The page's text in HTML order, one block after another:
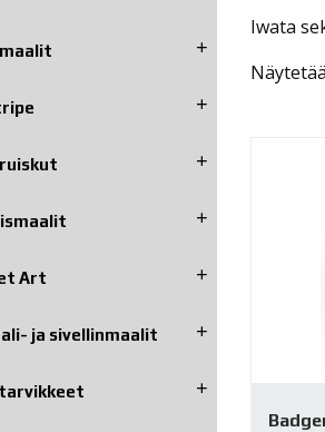
Art
ja sivellinmaalit
Iwata